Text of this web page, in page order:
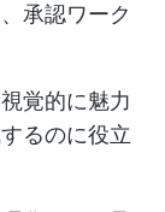
承認ワーク
覚的に魅力
るのに役立